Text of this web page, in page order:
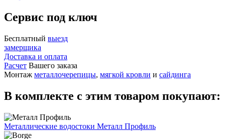
Сервис под ключ
Бесплатный выезд
замерщика
Доставка и оплата
Расчет Вашего заказа
Монтаж металлочерепицы, мягкой кровли и сайдинга
В комплекте с этим товаром покупают:
Металлические водостоки Металл Профиль